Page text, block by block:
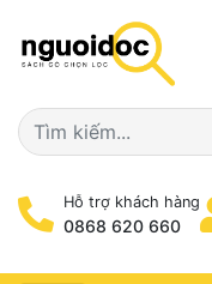
Hỗ trợ khách hàng
0868 620 660